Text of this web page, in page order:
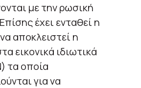
με την ρωσική
έχει ενταθεί η
αποκλειστεί η
εικονικά ιδιωτικά
τα οποία
για να